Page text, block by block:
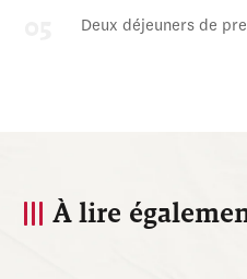
Deux déjeuners de
À lire